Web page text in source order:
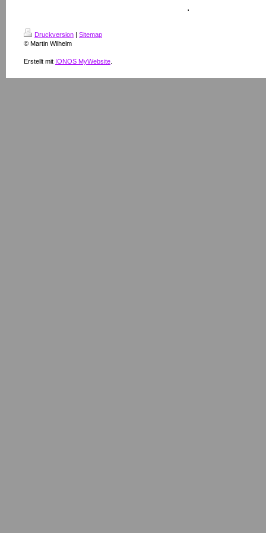
.
Druckversion | Sitemap
© Martin Wilhelm
Erstellt mit IONOS MyWebsite